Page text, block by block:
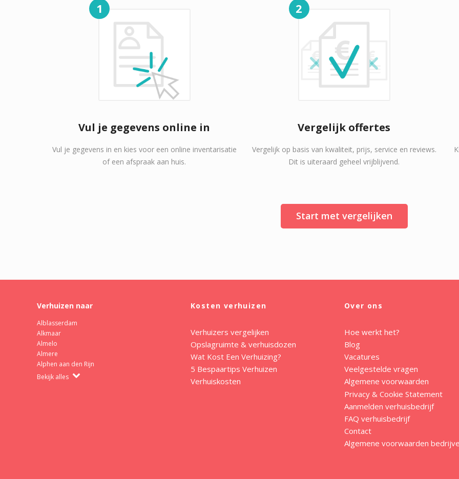
1
Vul je gegevens online in
Vul je gegevens in en kies voor een online inventarisatie
of een afspraak aan huis.
2
Vergelijk offertes
Vergelijk op basis van kwaliteit, prijs, service en reviews.
Dit is uiteraard geheel vrijblijvend.
Start met vergelijken
Verhuizen naar
Alblasserdam
Alkmaar
Almelo
Almere
Alphen aan den Rijn
Bekijk alles
Kosten verhuizen
Verhuizers vergelijken
Opslagruimte & verhuisdozen
Wat Kost Een Verhuizing?
5 Bespaartips Verhuizen
Verhuiskosten
Over ons
Hoe werkt het?
Blog
Vacatures
Veelgestelde vragen
Algemene voorwaarden
Privacy & Cookie Statement
Aanmelden verhuisbedrijf
FAQ verhuisbedrijf
Contact
Algemene voorwaarden